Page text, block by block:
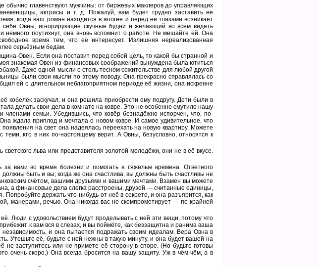
главенствуют мужчины: от биржевых маклеров до управляющих
актрисы и т. д. Пожалуй, вам будет трудно заставить её
когда ваш роман находится в апогее и перед её глазами возникает
себе Овны, игнорирующие скучные будни и желающий во всём видеть
немного поутихнут, она вновь вспомнит о работе. Не мешайте ей. Она
время тем, что её интересует. Излишняя нереализованная
серьёзным бедам.
Овен. Если она поставит перед собой цель, то какой бы странной и
знакомая Овен из финансовых соображений вынуждена была ютиться
Даже одной мысли о столь тесном сожительстве для любой другой
были свои мысли по этому поводу. Она прекрасно справлялась со
ей о длительном неблагоприятном периоде её жизни, она искренне
кобелёк заскучал, и она решила приобрести ему подругу. Дети были в
делать свои дела в комнате на ковре. Это не особенно смутило нашу
семьи. Убедившись, что ковёр безнадёжно испорчен, что, по-
ждала приплод и мечтала о новом ковре. И самое удивительное, что
на свет она надеялась переехать на новую квартиру. Можете
кто в них по-настоящему верит. А Овны, безусловно, относятся к
светского льва или представителя золотой молодёжи, они не в её вкусе.
вами во время болезни и помогать в тяжёлые времена. Ответного
быть и вы; когда же она счастлива, вы должны быть счастливы не
счётом, вашими друзьями и вашими мечтами. Взамен вы можете
а финансовые дела слегка расстроены, друзей — считанные единицы,
держать что-нибудь от неё в секрете, и она разъярится, как
манерами, речью. Она никогда вас не скомпрометирует — по крайней
Люди с удовольствием будут проделывать с ней эти вещи, потому что
к вам вся в слезах, и вы поймёте, как беззащитна и ранима ваша
и она пытается подражать своим идеалам. Вера Овна в
Утешьте её, будьте с ней нежны в такую минуту, и она будет вашей на
заступитесь или не примете её сторону в споре. (Но будьте готовы
очень скоро.) Она всегда бросится на вашу защиту. Уж в чём-чём, а в